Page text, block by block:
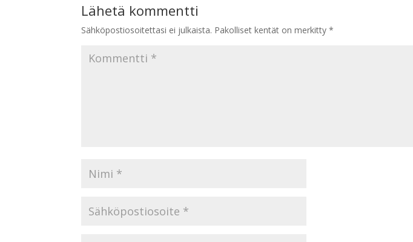
Lähetä kommentti
Sähköpostiosoitettasi ei julkaista. Pakolliset kentät on merkitty*